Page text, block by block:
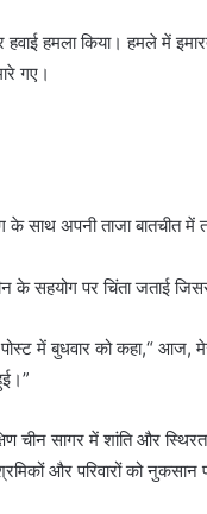
हमला किया। हमले में
गए।
के साथ अपनी ताजा बातचीत
सहयोग पर चिंता जताई
में बुधवार को कहा,“ आज,
चीन सागर में शांति और
और परिवारों को